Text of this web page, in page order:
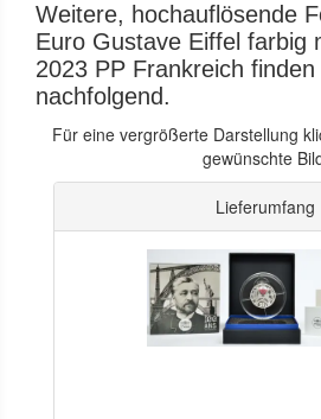
Weitere, hochauflösende
Euro Gustave Eiffel farbig
2023 PP Frankreich finden
nachfolgend.
Für eine vergrößerte Darstellung
gewünschte
Lieferumfang